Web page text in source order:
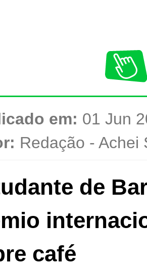
em: 01 Jun
Redação - Achei
de
café